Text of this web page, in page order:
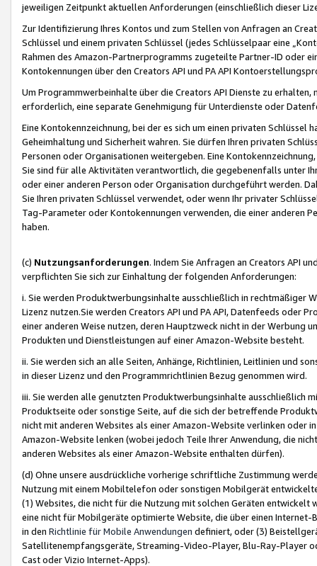
jeweiligen Zeitpunkt aktuellen Anforderungen (einschließlich dieser
Zur Identifizierung Ihres Kontos und zum Stellen von Anfragen an
Schlüssel und einem privaten Schlüssel (jedes Schlüsselpaar eine
Rahmen des Amazon-Partnerprogramms zugeteilte Partner-ID oder
Kontokennungen über den Creators API und PA API
Um Programmwerbeinhalte über die Creators API Dienste zu
erforderlich, eine separate Genehmigung für Unterdienste oder
Eine Kontokennzeichnung, bei der es sich um einen privaten
Geheimhaltung und Sicherheit wahren. Sie dürfen Ihren privaten
Personen oder Organisationen weitergeben. Eine
Sie sind für alle Aktivitäten verantwortlich, die gegebenenfalls unter
oder einer anderen Person oder Organisation durchgeführt werden.
Sie Ihren privaten Schlüssel verwendet, oder wenn Ihr privater
Tag-Parameter oder Kontokennungen verwenden, die einer anderen
haben.
(c) Nutzungsanforderungen. Indem Sie Anfragen an Creators API
verpflichten Sie sich zur Einhaltung der folgenden Anforderungen:
i. Sie werden Produktwerbungsinhalte ausschließlich in rechtmäßiger
Lizenz nutzen.Sie werden Creators API und PA API, Datenfeeds oder
einer anderen Weise nutzen, deren Hauptzweck nicht in der Werbung
Produkten und Dienstleistungen auf einer Amazon-Website besteht.
ii. Sie werden sich an alle Seiten, Anhänge, Richtlinien, Leitlinien und
in dieser Lizenz und den Programmrichtlinien Bezug genommen wird.
iii. Sie werden alle genutzten Produktwerbungsinhalte ausschließlich
Produktseite oder sonstige Seite, auf die sich der betreffende
nicht mit anderen Websites als einer Amazon-Website verlinken oder
Amazon-Website lenken (wobei jedoch Teile Ihrer Anwendung, die
anderen Websites als einer Amazon-Website enthalten dürfen).
(d) Ohne unsere ausdrückliche vorherige schriftliche Zustimmung
Nutzung mit einem Mobiltelefon oder sonstigen Mobilgerät
(1) Websites, die nicht für die Nutzung mit solchen Geräten
eine nicht für Mobilgeräte optimierte Website, die über einen
in den Richtlinie für Mobile Anwendungen definiert, oder (3)
Satellitenempfangsgeräte, Streaming-Video-Player, Blu-Ray-Player
Cast oder Vizio Internet-Apps).